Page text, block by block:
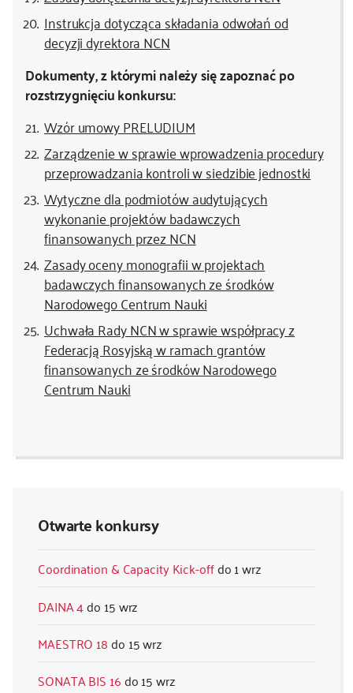
Otwarte konkursy
Coordination & Capacity Kick-off
1 wrz
DAINA 4
15 wrz
MAESTRO 18
15 wrz
SONATA BIS 16
15 wrz
Instrukcja dotycząca składania odwołań od
decyzji dyrektora NCN
Dokumenty, z którymi należy się zapoznać po
rozstrzygnięciu konkursu:
Wzór umowy PRELUDIUM
Zarządzenie w sprawie wprowadzenia procedury
przeprowadzania kontroli w siedzibie jednostki
Wytyczne dla podmiotów audytujących
wykonanie projektów badawczych
finansowanych przez NCN
Zasady oceny monografii w projektach
badawczych finansowanych ze środków
Narodowego Centrum Nauki
Uchwała Rady NCN w sprawie współpracy z
Federacją Rosyjską w ramach grantów
finansowanych ze środków Narodowego
Centrum Nauki